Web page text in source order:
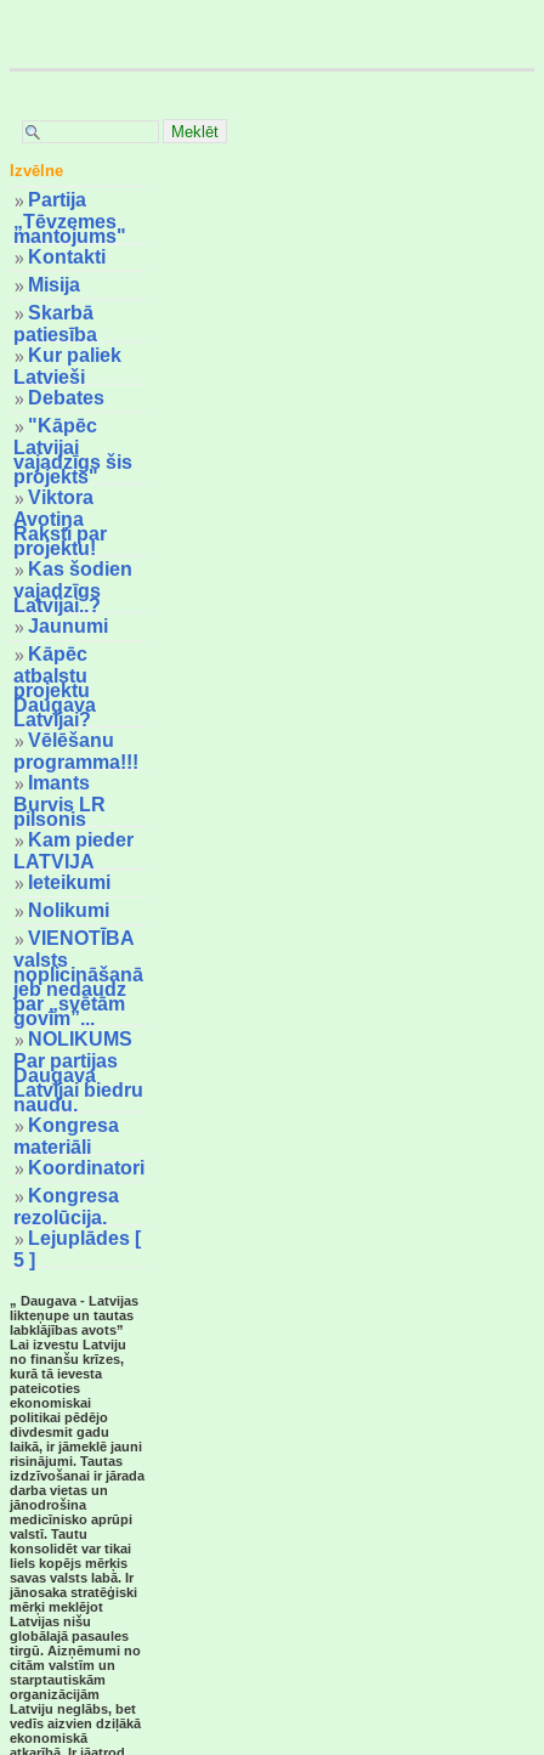
Izvēlne
Partija
„Tēvzemes
mantojums"
Kontakti
Misija
Skarbā
patiesība
Kur paliek
Latvieši
Debates
"Kāpēc
Latvijai
vajadzīgs šis
projekts"
Viktora
Avotiņa
Raksti par
projektu!
Kas šodien
vajadzīgs
Latvijai..?
Jaunumi
Kāpēc
atbalstu
projektu
Daugava
Latvijai?
Vēlēšanu
programma!!!
Imants
Burvis LR
pilsonis
Kam pieder
LATVIJA
Ieteikumi
Nolikumi
VIENOTĪBA
valsts
noplicināšanā
jeb nedaudz
par „svētām
govīm”...
NOLIKUMS
Par partijas
Daugava
Latvijai biedru
naudu.
Kongresa
materiāli
Koordinatori
Kongresa
rezolūcija.
Lejuplādes [
5 ]
„ Daugava - Latvijas
likteņupe un tautas
labklājības avots”
Lai izvestu Latviju
no finanšu krīzes,
kurā tā ievesta
pateicoties
ekonomiskai
politikai pēdējo
divdesmit gadu
laikā, ir jāmeklē jauni
risinājumi. Tautas
izdzīvošanai ir jārada
darba vietas un
jānodrošina
medicīnisko aprūpi
valstī. Tautu
konsolidēt var tikai
liels kopējs mērķis
savas valsts labā. Ir
jānosaka stratēģiski
mērķi meklējot
Latvijas nišu
globālajā pasaules
tirgū. Aizņēmumi no
citām valstīm un
starptautiskām
organizācijām
Latviju neglābs, bet
vedīs aizvien dziļākā
ekonomiskā